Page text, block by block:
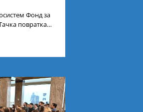
Фонд за
повратка